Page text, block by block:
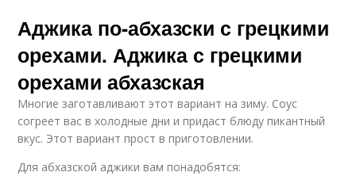
Аджика по-абхазски с грецкими
орехами. Аджика с грецкими
орехами абхазская
Многие заготавливают этот вариант на зиму. Соус
согреет вас в холодные дни и придаст блюду пикантный
вкус. Этот вариант прост в приготовлении.
Для абхазской аджики вам понадобятся: